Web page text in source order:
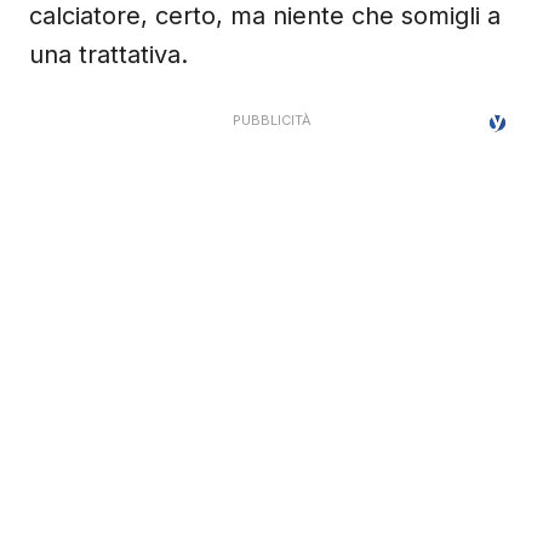
calciatore, certo, ma niente che somigli a
una trattativa.